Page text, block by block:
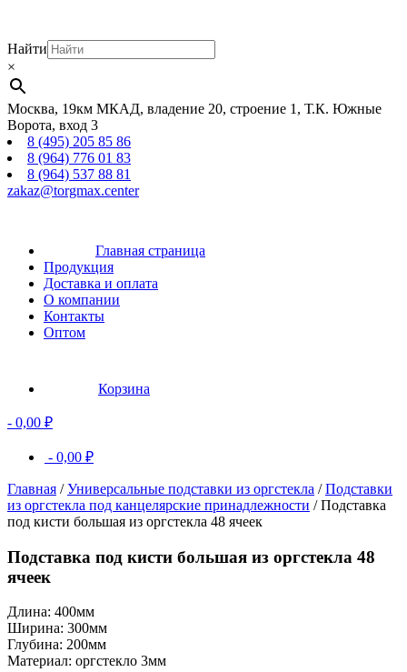
Найти
×
Москва, 19км МКАД, владение 20, строение 1, Т.К. Южные
Ворота, вход 3
8 (495) 205 85 86
8 (964) 776 01 83
8 (964) 537 88 81
zakaz@torgmax.center
Главная страница
Продукция
Доставка и оплата
О компании
Контакты
Оптом
Корзина
- 0,00 ₽
- 0,00 ₽
Главная /Универсальные подставки из оргстекла /Подставки
из оргстекла под канцелярские принадлежности / Подставка
под кисти большая из оргстекла 48 ячеек
Подставка под кисти большая из оргстекла 48
ячеек
Длина: 400мм
Ширина: 300мм
Глубина: 200мм
Материал: оргстекло 3мм